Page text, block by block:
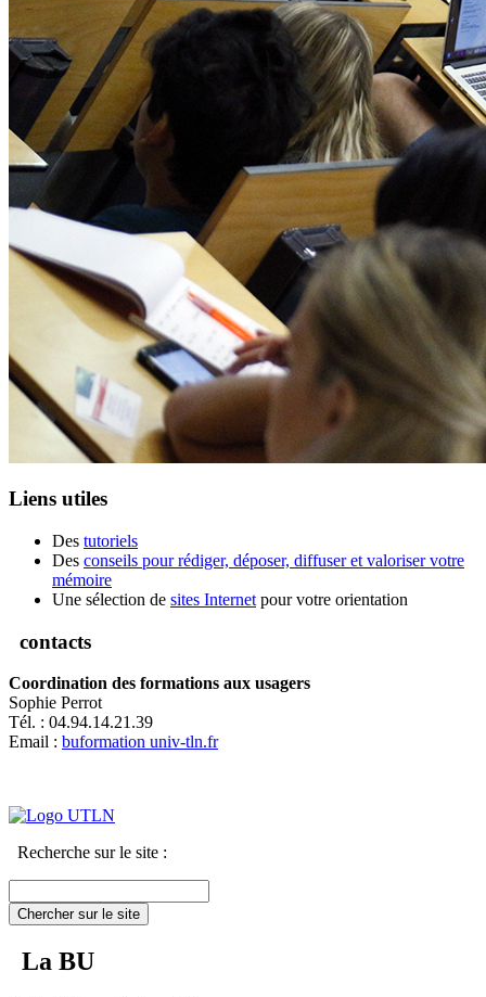
Liens utiles
Des tutoriels
Des conseils pour rédiger, déposer, diffuser et valoriser votre
mémoire
Une sélection de sites Internet pour votre orientation
contacts
Coordination des formations aux usagers
Sophie Perrot
Tél. : 04.94.14.21.39
Email : buformation univ-tln.fr
Recherche sur le site :
Chercher sur le site
La BU